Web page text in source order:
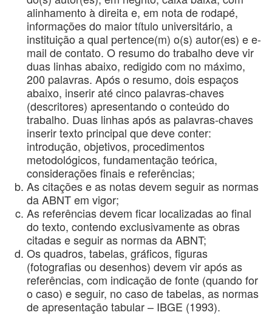
alinhamento à direita e, em nota de rodapé,
informações do maior título universitário, a
instituição a qual pertence(m) o(s) autor(es) e e-
mail de contato. O resumo do trabalho deve vir
duas linhas abaixo, redigido com no máximo,
200 palavras. Após o resumo, dois espaços
abaixo, inserir até cinco palavras-chaves
(descritores) apresentando o conteúdo do
trabalho. Duas linhas após as palavras-chaves
inserir texto principal que deve conter:
introdução, objetivos, procedimentos
metodológicos, fundamentação teórica,
considerações finais e referências;
As citações e as notas devem seguir as normas
da ABNT em vigor;
As referências devem ficar localizadas ao final
do texto, contendo exclusivamente as obras
citadas e seguir as normas da ABNT;
Os quadros, tabelas, gráficos, figuras
(fotografias ou desenhos) devem vir após as
referências, com indicação de fonte (quando for
o caso) e seguir, no caso de tabelas, as normas
de apresentação tabular – IBGE (1993).